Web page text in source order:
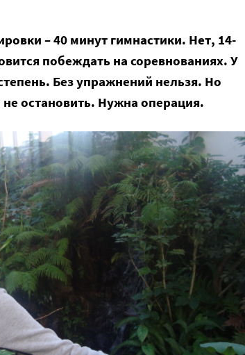
– 40 минут гимнастики. Нет, 14-
побеждать на соревнованиях. У
Без упражнений нельзя. Но
остановить. Нужна операция.